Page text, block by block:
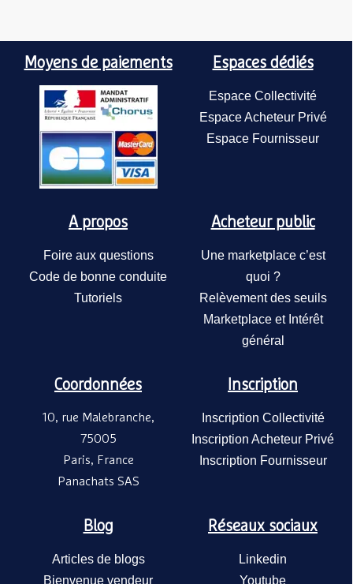
Moyens de paiements Espaces dédiés
Espace Collectivité
Espace Acheteur Privé
Espace Fournisseur
A propos
Foire aux questions
Code de bonne conduite
Tutoriels
Acheteur public
Une marketplace c’est
quoi ?
Relèvement des seuils
Marketplace et Intérêt
général
Coordonnées
10, rue Malebranche,
75005
Paris, France
Panachats SAS
Inscription
Inscription Collectivité
Inscription Acheteur Privé
Inscription Fournisseur
Blog
Articles de blogs
Bienvenue vendeur
Réseaux sociaux
Linkedin
Youtube